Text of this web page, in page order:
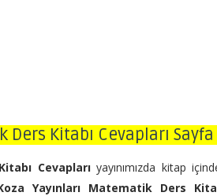
Ders Kitabı Cevapları Sayfa
Cevaplarıyayınımızda kitap
Yayınları Matematik Ders